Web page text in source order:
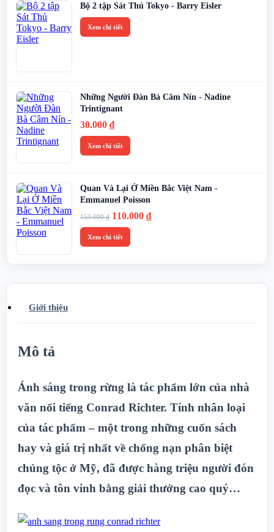
Bộ 2 tập Sát Thủ Tokyo - Barry Eisler
Xem chi tiết
Những Người Đàn Bà Câm Nín - Nadine
Trintignant
30.000 ₫
Xem chi tiết
Quan Và Lại Ở Miền Bắc Việt Nam -
Emmanuel Poisson
153.000₫ Giá
gốc
là:
153.000 ₫.
110.000 ₫Giá
Xem chi tiết
Giới thiệu
Mô tả
Ánh sáng trong rừng là tác phẩm lớn của nhà
văn nổi tiếng Conrad Richter. Tính nhân loại
của tác phẩm – một trong những cuốn sách
hay và giá trị nhất về chống nạn phân biệt
chủng tộc ở Mỹ, đã được hàng triệu người đón
đọc và tôn vinh bằng giải thưởng cao quý…